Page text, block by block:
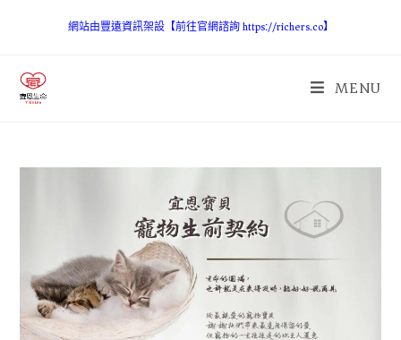
網站由豐遠資訊架設【前往官網諮詢 https://richers.co】
MENU